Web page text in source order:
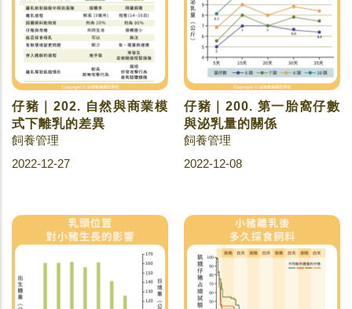
仔豬｜202. 自然與商業模
式下離乳的差異
飼養管理
2022-12-27
仔豬｜200. 第一胎窩仔數
與泌乳量的關係
飼養管理
2022-12-08